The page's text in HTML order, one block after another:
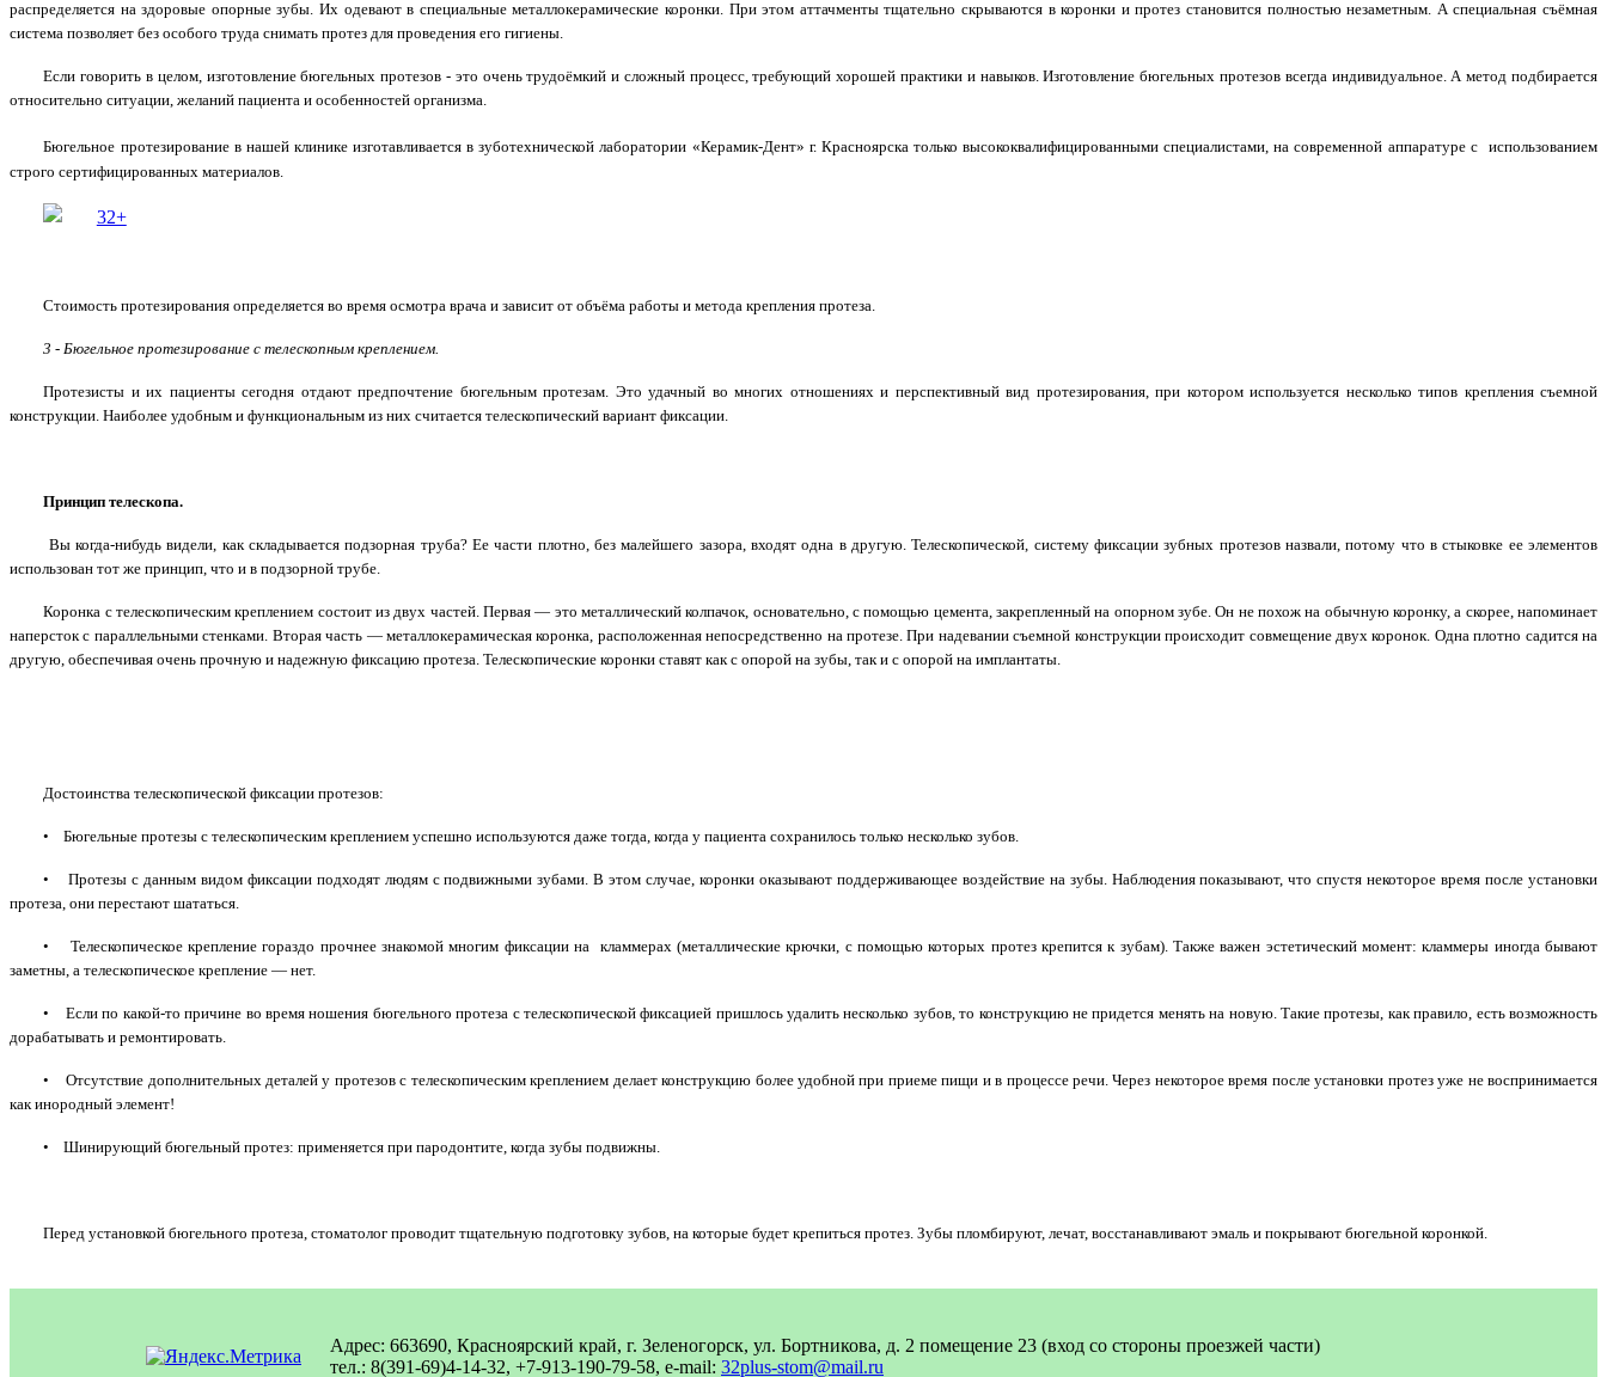
распределяется на здоровые опорные зубы. Их одевают в специальные металлокерамические коронки. При этом аттачменты тщательно скрываются в коронки и протез становится полностью незаметным. А специальная съёмная
система позволяет без особого труда снимать протез для проведения его гигиены.
Если говорить в целом, изготовление бюгельных протезов - это очень трудоёмкий и сложный процесс, требующий хорошей практики и навыков. Изготовление бюгельных протезов всегда индивидуальное. А метод подбирается
относительно ситуации, желаний пациента и особенностей организма.
Бюгельное протезирование в нашей клинике изготавливается в зуботехнической лаборатории «Керамик-Дент» г. Красноярска только высококвалифицированными специалистами, на современной аппаратуре с
использованием
строго сертифицированных материалов.
Стоимость протезирования определяется во время осмотра врача и зависит от объёма работы и метода крепления протеза.
3 - Бюгельное протезирование с телескопным креплением.
Протезисты и их пациенты сегодня отдают предпочтение бюгельным протезам. Это удачный во многих отношениях и перспективный вид протезирования, при котором используется несколько типов крепления съемной
конструкции. Наиболее удобным и функциональным из них считается телескопический вариант фиксации.
Принцип телескопа.
Вы когда-нибудь видели, как складывается подзорная труба? Ее части плотно, без малейшего зазора, входят одна в другую. Телескопической, систему фиксации зубных протезов назвали, потому что в стыковке ее элементов
использован тот же принцип, что и в подзорной трубе.
Коронка с телескопическим креплением состоит из двух частей. Первая — это металлический колпачок, основательно, с помощью цемента, закрепленный на опорном зубе. Он не похож на обычную коронку, а скорее, напоминает
наперсток с параллельными стенками. Вторая часть — металлокерамическая коронка, расположенная непосредственно на протезе. При надевании съемной конструкции происходит совмещение двух коронок. Одна плотно садится на
другую, обеспечивая очень прочную и надежную фиксацию протеза. Телескопические коронки ставят как с опорой на зубы, так и с опорой на имплантаты.
Достоинства телескопической фиксации протезов:
• Бюгельные протезы с телескопическим креплением успешно используются даже тогда, когда у пациента сохранилось только несколько зубов.
•
Протезы с данным видом фиксации подходят людям с подвижными зубами. В этом случае, коронки оказывают поддерживающее воздействие на зубы. Наблюдения показывают, что спустя некоторое время после установки
протеза, они перестают шататься.
• Телескопическое крепление гораздо прочнее знакомой многим фиксации на кламмерах (металлические крючки, с помощью которых протез крепится к зубам). Также важен эстетический момент: кламмеры иногда бывают
заметны, а телескопическое крепление — нет.
•
Если по какой-то причине во время ношения бюгельного протеза с телескопической фиксацией пришлось удалить несколько зубов, то конструкцию не придется менять на новую. Такие протезы, как правило, есть возможность
дорабатывать и ремонтировать.
•
Отсутствие дополнительных деталей у протезов с телескопическим креплением делает конструкцию более удобной при приеме пищи и в процессе речи. Через некоторое время после установки протез уже не воспринимается
как инородный элемент!
• Шинирующий бюгельный протез: применяется при пародонтите, когда зубы подвижны.
Перед установкой бюгельного протеза, стоматолог проводит тщательную подготовку зубов, на которые будет крепиться протез. Зубы пломбируют, лечат, восстанавливают эмаль и покрывают бюгельной коронкой.
Адрес: 663690, Красноярский край, г. Зеленогорск, ул. Бортникова, д. 2 помещение 23 (вход со стороны проезжей части)
тел.: 8(391-69)4-14-32, +7-913-190-79-58, e-mail: 32plus-stom@mail.ru